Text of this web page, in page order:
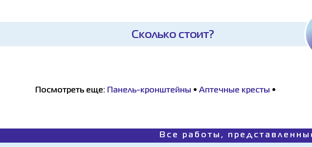
Сколько стоит?
Посмотреть еще: Панель-кронштейны • Аптечные кресты •
Все работы,